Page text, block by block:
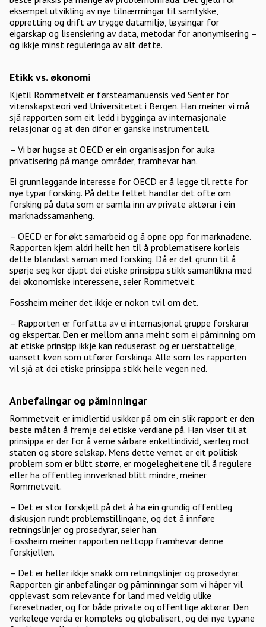
eksempel utvikling av nye tilnærmingar til samtykke,
oppretting og drift av trygge datamiljø, løysingar for
eigarskap og lisensiering av data, metodar for anonymisering –
og ikkje minst reguleringa av alt dette.
Etikk vs. økonomi
Kjetil Rommetveit er førsteamanuensis ved Senter for
vitenskapsteori ved Universitetet i Bergen. Han meiner vi må
sjå rapporten som eit ledd i bygginga av internasjonale
relasjonar og at den difor er ganske instrumentell.
– Vi bør hugse at OECD er ein organisasjon for auka
privatisering på mange områder, framhevar han.
Ei grunnleggande interesse for OECD er å legge til rette for
nye typar forsking. På dette feltet handlar det ofte om
forsking på data som er samla inn av private aktørar i ein
marknadssamanheng.
– OECD er for økt samarbeid og å opne opp for marknadene.
Rapporten kjem aldri heilt hen til å problematisere korleis
dette blandast saman med forsking. Då er det grunn til å
spørje seg kor djupt dei etiske prinsippa stikk samanlikna med
dei økonomiske interessene, seier Rommetveit.
Fossheim meiner det ikkje er nokon tvil om det.
– Rapporten er forfatta av ei internasjonal gruppe forskarar
og ekspertar. Den er mellom anna meint som ei påminning om
at etiske prinsipp ikkje kan reduserast og er uerstattelige,
uansett kven som utfører forskinga. Alle som les rapporten
vil sjå at dei etiske prinsippa stikk heile vegen ned.
Anbefalingar og påminningar
Rommetveit er imidlertid usikker på om ein slik rapport er den
beste måten å fremje dei etiske verdiane på. Han viser til at
prinsippa er der for å verne sårbare enkeltindivid, særleg mot
staten og store selskap. Mens dette vernet er eit politisk
problem som er blitt større, er mogelegheitene til å regulere
eller ha offentleg innverknad blitt mindre, meiner
Rommetveit.
– Det er stor forskjell på det å ha ein grundig offentleg
diskusjon rundt problemstillingane, og det å innføre
retningslinjer og prosedyrar, seier han.
Fossheim meiner rapporten nettopp framhevar denne
forskjellen.
– Det er heller ikkje snakk om retningslinjer og prosedyrar.
Rapporten gir anbefalingar og påminningar som vi håper vil
opplevast som relevante for land med veldig ulike
føresetnader, og for både private og offentlige aktørar. Den
verkelege verda er kompleks og globalisert, og dei nye typane